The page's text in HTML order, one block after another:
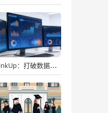
LinkUp：打破数据孤岛，新一代轻量级企业级数据集成平台深度解析